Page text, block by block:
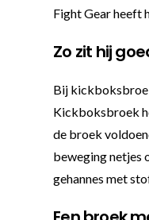
Fight Gear heeft
Zo zit hij
Bij
Kickboksbroek
de broek
beweging netjes
gehannes met